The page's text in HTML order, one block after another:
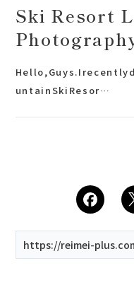
Time.10:30 - 18:00（年中
お問い合わせ
Ski Resort
untainSkiResor…
https://reimei-